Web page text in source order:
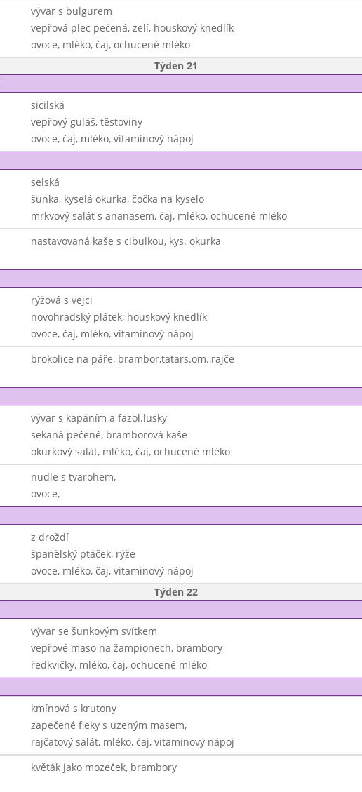
vývar s bulgurem
vepřová plec pečená, zelí, houskový knedlík
ovoce, mléko, čaj, ochucené mléko
Týden 21
sicilská
vepřový guláš, těstoviny
ovoce, čaj, mléko, vitaminový nápoj
selská
šunka, kyselá okurka, čočka na kyselo
mrkvový salát s ananasem, čaj, mléko, ochucené mléko
nastavovaná kaše s cibulkou, kys. okurka
rýžová s vejci
novohradský plátek, houskový knedlík
ovoce, čaj, mléko, vitaminový nápoj
brokolice na páře, brambor,tatars.om.,rajče
vývar s kapáním a fazol.lusky
sekaná pečeně, bramborová kaše
okurkový salát, mléko, čaj, ochucené mléko
nudle s tvarohem,
ovoce,
z droždí
španělský ptáček, rýže
ovoce, mléko, čaj, vitaminový nápoj
Týden 22
vývar se šunkovým svítkem
vepřové maso na žampionech, brambory
ředkvičky, mléko, čaj, ochucené mléko
kmínová s krutony
zapečené fleky s uzeným masem,
rajčatový salát, mléko, čaj, vitaminový nápoj
květák jako mozeček, brambory